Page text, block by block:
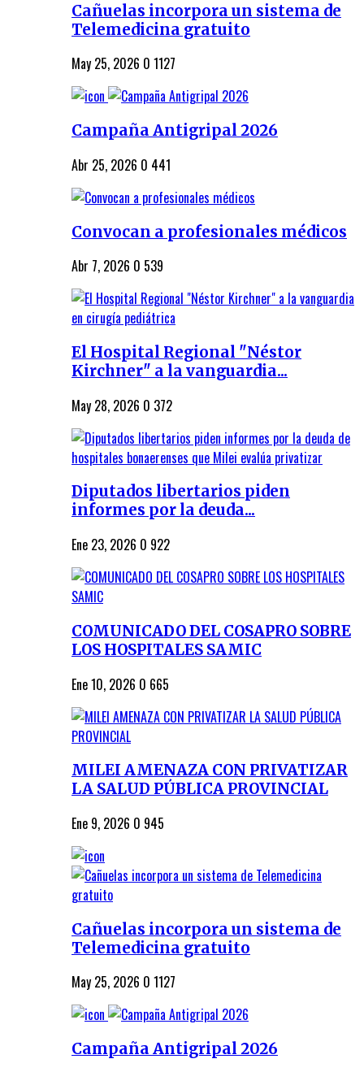
Cañuelas incorpora un sistema de
Telemedicina gratuito
May 25, 2026 0 1127
Campaña Antigripal 2026
Abr 25, 2026 0 441
Convocan a profesionales médicos
Abr 7, 2026 0 539
El Hospital Regional "Néstor
Kirchner" a la vanguardia...
May 28, 2026 0 372
Diputados libertarios piden
informes por la deuda...
Ene 23, 2026 0 922
COMUNICADO DEL COSAPRO SOBRE
LOS HOSPITALES SAMIC
Ene 10, 2026 0 665
MILEI AMENAZA CON PRIVATIZAR
LA SALUD PÚBLICA PROVINCIAL
Ene 9, 2026 0 945
Cañuelas incorpora un sistema de
Telemedicina gratuito
May 25, 2026 0 1127
Campaña Antigripal 2026